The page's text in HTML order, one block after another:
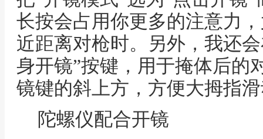
长按会占用你更多的注意力
近距离对枪时。另外，我还
身开镜”按键，用于掩体后的
镜键的斜上方，方便大拇指
陀螺仪配合开镜